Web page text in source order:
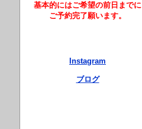
基本的にはご希望の前日までに
ご予約完了願います。
Instagram
ブログ